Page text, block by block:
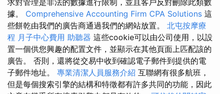
據。 Comprehensive Accounting Firm CPA Solutions 這
些餅乾由我們的廣告商通過我們的網站放置。 北屯按摩療
程 月子中心費用 助聽器 這些cookie可以由公司使用，以設
置一個供您興趣的配置文件，並顯示在其他頁面上匹配該的
廣告。 否則，還將從交易中收到確認電子郵件到提供的電
子郵件地址。 專業清潔人員服務介紹 互聯網有很多航班，
但是每個搜索引擎的結構和特徵都有許多共同的功能，因此